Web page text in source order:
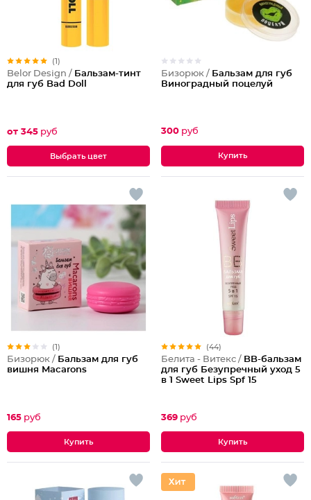
(1)
Belor Design / Бальзам-тинт
для губ Bad Doll
от 345 руб
Выбрать цвет
Бизорюк / Бальзам для губ
Виноградный поцелуй
300 руб
(1)
Бизорюк / Бальзам для губ
вишня Macarons
165 руб
(44)
Белита - Витекс / BB-бальзам
для губ Безупречный уход 5
в 1 Sweet Lips Spf 15
369 руб